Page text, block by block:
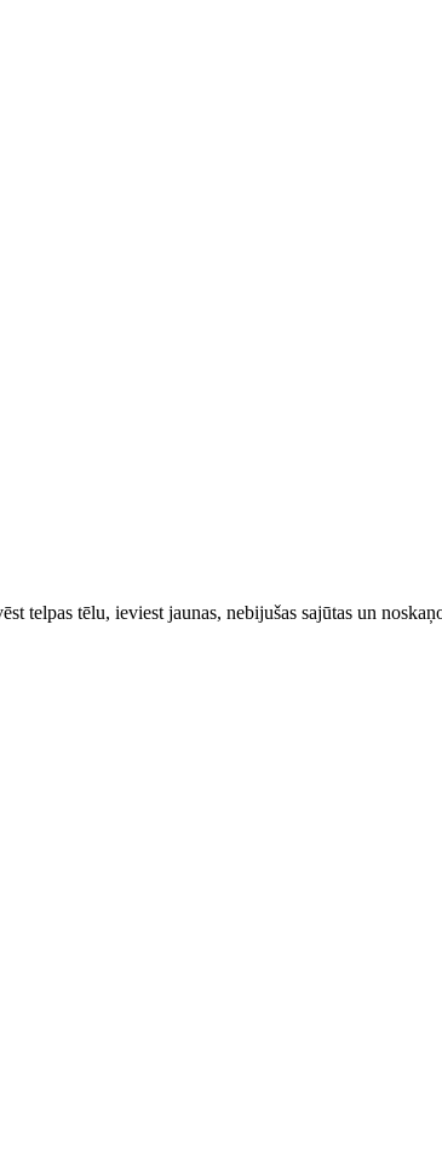
tēlu, ieviest jaunas, nebijušas sajūtas un